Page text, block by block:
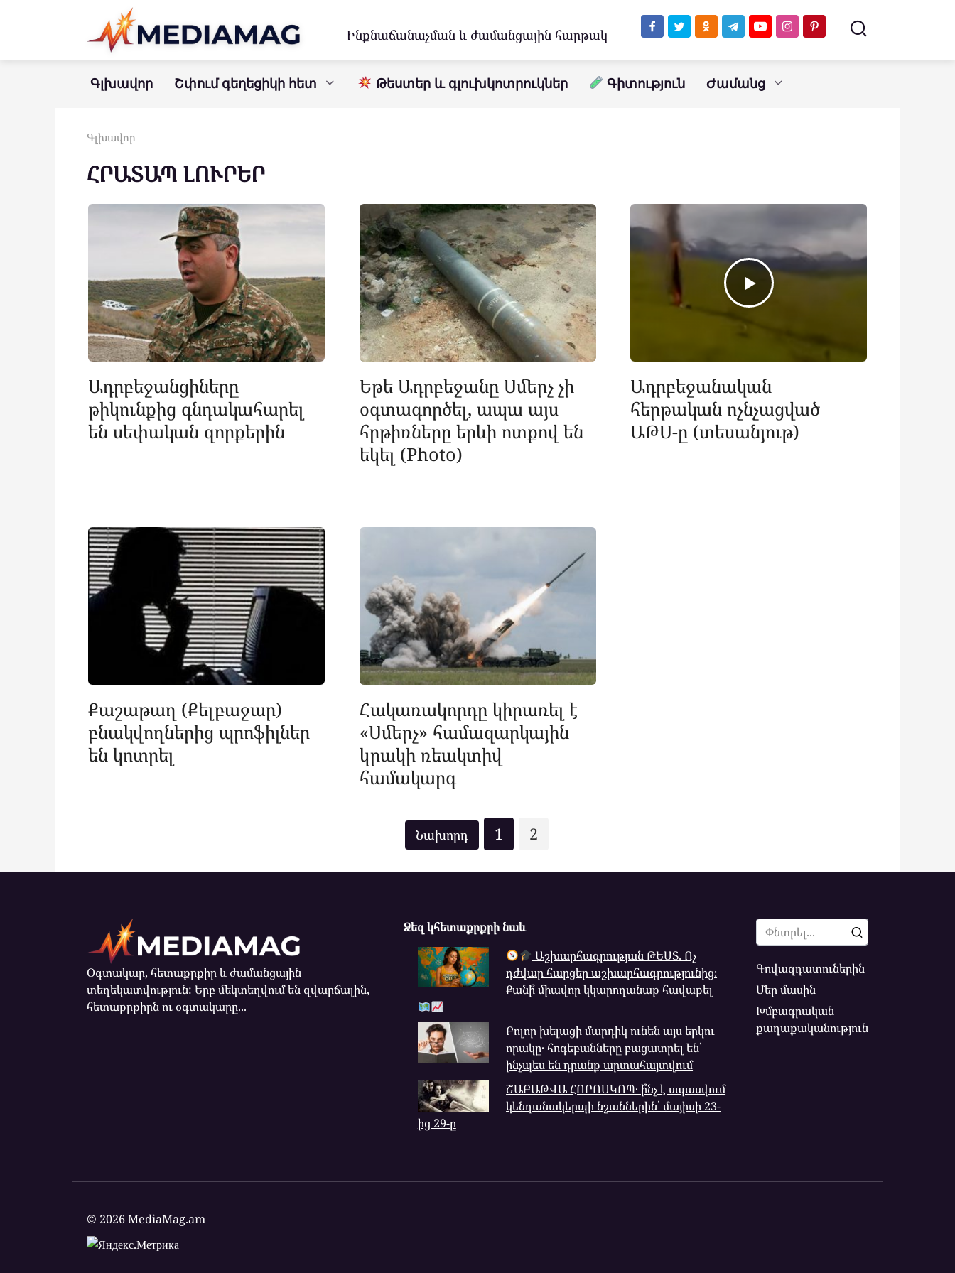
Ինքնաճանաչման և ժամանցային հարթակ
Գլխավոր Շփում գեղեցիկի հետ Թեստեր և գլուխկոտրուկներ Գիտություն Ժամանց
Գլխավոր
ՀՐԱՏԱՊ ԼՈՒՐԵՐ
Ադրբեջանցիները
թիկունքից գնդակահարել
են սեփական զորքերին
Եթե Ադրբեջանը Սմերչ չի
օգտագործել, ապա այս
հրթիռները երևի ոտքով են
եկել (Photo)
Ադրբեջանական
հերթական ոչնչացված
ԱԹՍ-ը (տեսանյութ)
Քաշաթաղ (Քելբաջար)
բնակվողներից պրոֆիլներ
են կոտրել
Հակառակորդը կիրառել է
«Սմերչ» համազարկային
կրակի ռեակտիվ
համակարգ
1 2
Օգտակար, հետաքրքիր և ժամանցային
տեղեկատվություն: Երբ մեկտեղվում են զվարճալին,
հետաքրքիրն ու օգտակարը...
Ձեզ կհետաքրքրի նաև
Աշխարհագրության ԹԵՍՏ. Ոչ
դժվար հարցեր աշխարհագրությունից։
Քանի՞ միավոր կկարողանաք հավաքել
Բոլոր խելացի մարդիկ ունեն այս երկու
որակը․ հոգեբանները բացատրել են՝
ինչպես են դրանք արտահայտվում
ՇԱԲԱԹՎԱ ՀՈՐՈՍԿՈՊ․ ի՞նչ է սպասվում
կենդանակերպի նշաններին՝ մայիսի 23-
ից 29-ը
Search
for:
Գովազդատուներին
Մեր մասին
Խմբագրական
քաղաքականություն
© 2026 MediaMag.am